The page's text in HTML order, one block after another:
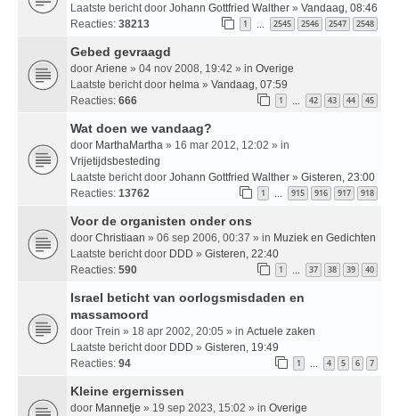
Laatste bericht door Johann Gottfried Walther » Vandaag, 08:46
Reacties: 38213 1 … 2545 2546 2547 2548
Gebed gevraagd
door Ariene » 04 nov 2008, 19:42 » in Overige
Laatste bericht door helma » Vandaag, 07:59
Reacties: 666 1 … 42 43 44 45
Wat doen we vandaag?
door MarthaMartha » 16 mar 2012, 12:02 » in
Vrijetijdsbesteding
Laatste bericht door Johann Gottfried Walther » Gisteren, 23:00
Reacties: 13762 1 … 915 916 917 918
Voor de organisten onder ons
door Christiaan » 06 sep 2006, 00:37 » in Muziek en Gedichten
Laatste bericht door DDD » Gisteren, 22:40
Reacties: 590 1 … 37 38 39 40
Israel beticht van oorlogsmisdaden en
massamoord
door Trein » 18 apr 2002, 20:05 » in Actuele zaken
Laatste bericht door DDD » Gisteren, 19:49
Reacties: 94 1 … 4 5 6 7
Kleine ergernissen
door Mannetje » 19 sep 2023, 15:02 » in Overige